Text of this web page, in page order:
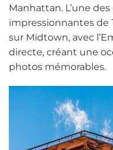
Manhattan. L’une
impressionnantes de
sur Midtown, avec
directe, créant une
photos mémorables.